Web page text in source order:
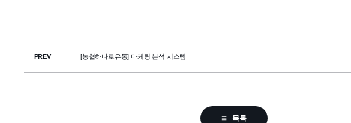
PREV [농협하나로유통] 마케팅 분석 시스템
목록